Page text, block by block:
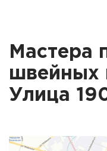
Мастера
швейных
Улица